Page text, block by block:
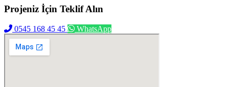
Projeniz İçin Teklif Alın
0545 168 45 45 WhatsApp